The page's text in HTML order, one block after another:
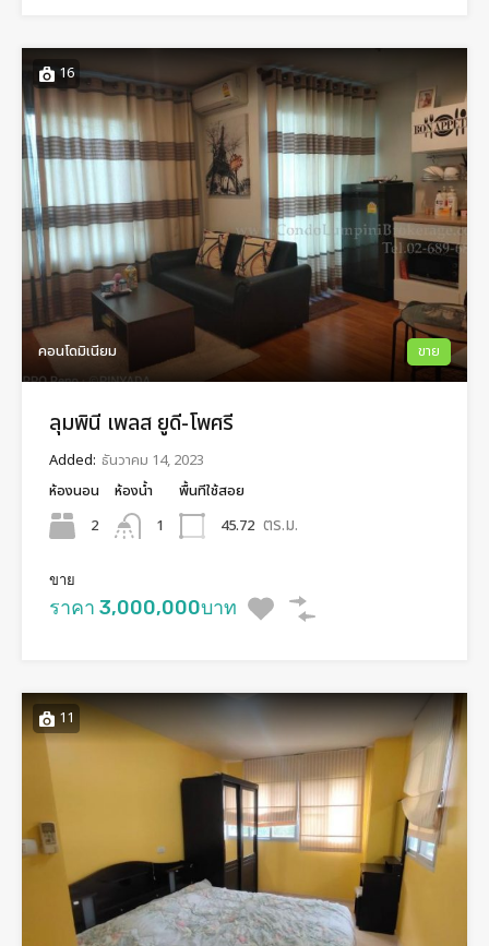
16
คอนโดมิเนียม ขาย
ลุมพินี เพลส ยูดี-โพศรี
Added: ธันวาคม 14, 2023
ห้องนอน
2
ห้องน้ำ
1
พื้นทีใช้สอย
45.72 ตร.ม.
ขาย
ราคา 3,000,000บาท
11